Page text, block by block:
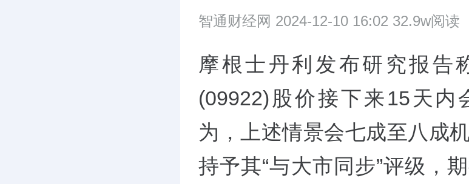
智通财经网 2024-12-10 16:02 32.9w阅读
摩根士丹利发布研究报告
(09922)股价接下来15天内
为，上述情景会七成至八成
持予其“与大市同步”评级，